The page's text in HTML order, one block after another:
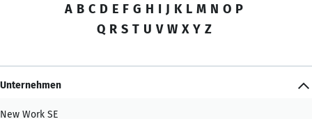
A B C D E F G H I J K L M N O P
Q R S T U V W X Y Z
Unternehmen
New Work SE